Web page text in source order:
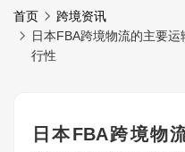
首页
跨境资讯
日本FBA跨境物流的主要
行性
日本FBA跨境物